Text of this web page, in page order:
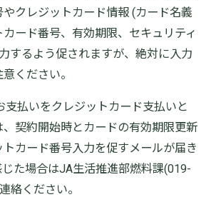
やクレジットカード情報 (カード名義
ード番号、有効期限、セキュリティ
するよう促されますが、絶対に入力
ください。
払いをクレジットカード支払いと
、契約開始時とカードの有効期限更新
カード番号入力を促すメールが届き
じた場合はJA生活推進部燃料課(019-
絡ください。